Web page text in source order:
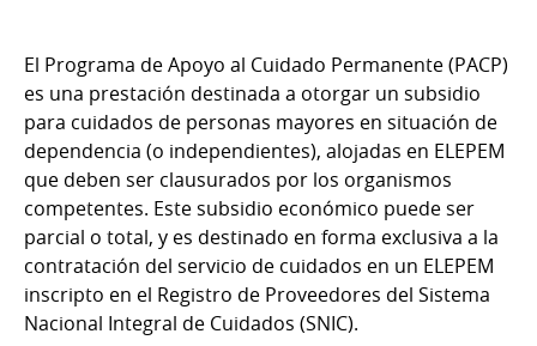
El Programa de Apoyo al Cuidado Permanente (PACP)
es una prestación destinada a otorgar un subsidio
para cuidados de personas mayores en situación de
dependencia (o independientes), alojadas en ELEPEM
que deben ser clausurados por los organismos
competentes. Este subsidio económico puede ser
parcial o total, y es destinado en forma exclusiva a la
contratación del servicio de cuidados en un ELEPEM
inscripto en el Registro de Proveedores del Sistema
Nacional Integral de Cuidados (SNIC).